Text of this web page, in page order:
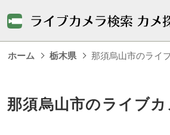
ホーム 栃木県 那須烏山市のライ
那須烏山市のライブカ